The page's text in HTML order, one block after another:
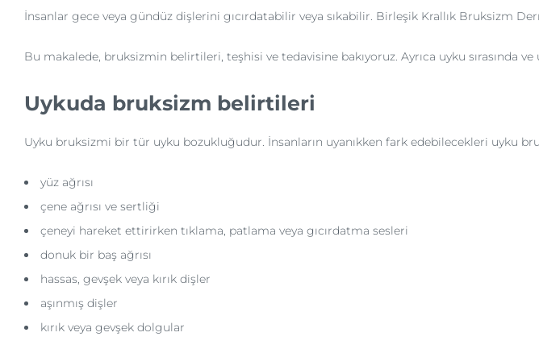
İnsanlar gece veya gündüz dişlerini gıcırdatabilir veya sıkabilir. Birleşik Krallık Bruksizm
Bu makalede, bruksizmin belirtileri, teşhisi ve tedavisine bakıyoruz. Ayrıca uyku sırasında ve
Uykuda bruksizm belirtileri
Uyku bruksizmi bir tür uyku bozukluğudur. İnsanların uyanıkken fark edebilecekleri uyku
yüz ağrısı
çene ağrısı ve sertliği
çeneyi hareket ettirirken tıklama, patlama veya gıcırdatma sesleri
donuk bir baş ağrısı
hassas, gevşek veya kırık dişler
aşınmış dişler
kırık veya gevşek dolgular